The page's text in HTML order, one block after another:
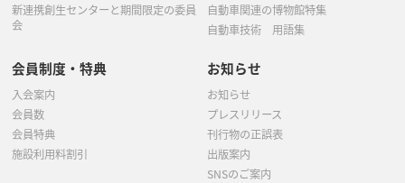
新連携創生センターと期間限定の委員
会
自動車関連の博物館特集
自動車技術 用語集
会員制度・特典
入会案内
会員数
会員特典
施設利用料割引
お知らせ
お知らせ
プレスリリース
刊行物の正誤表
出版案内
SNSのご案内